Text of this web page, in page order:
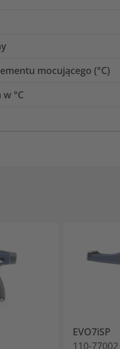
mocującego (°C)
°C
EVO7iSP
110-77002